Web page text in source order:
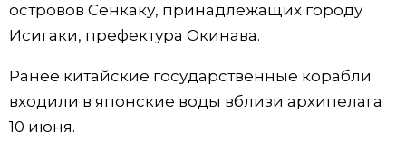
Люди
Блог
Политика
Популярные статьи
Японский язык
Японский калейдоскоп
official SNS
островов Сенкаку, принадлежащих городу
Исигаки, префектура Окинава.
Ранее китайские государственные корабли
входили в японские воды вблизи архипелага
10 июня.